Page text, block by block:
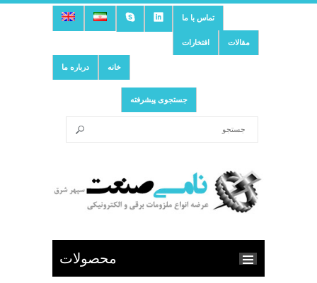
تماس با ما
افتخارات مقالات
درباره ما خانه
جستجوی پیشرفته
محصولات